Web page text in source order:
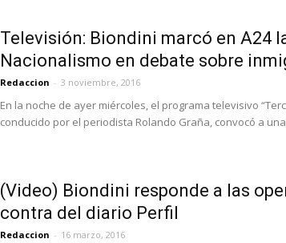
Televisión: Biondini marcó en A24
Nacionalismo en debate sobre
Redaccion - 3 noviembre, 2016
En la noche de ayer miércoles, el programa televisivo
conducido por el periodista Rolando Graña, convocó a
(Video) Biondini responde a las
contra del diario Perfil
Redaccion - 16 marzo, 2016